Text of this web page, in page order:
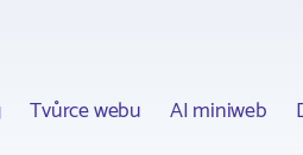
Tvůrce webu AI miniweb